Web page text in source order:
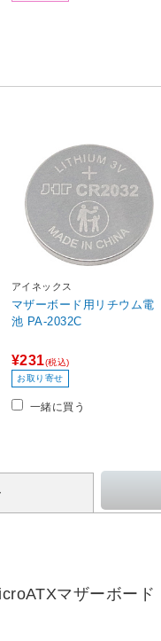
アイネックス
マザーボード用リチウム電
池 PA-2032C
¥231(税込)
お取り寄せ
一緒に買う
マザーボード